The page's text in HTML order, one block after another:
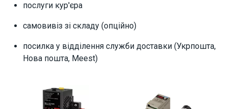
послуги кур'єра
самовивіз зі складу (опційно)
посилка у відділення служби доставки (Укрпошта,
Нова пошта, Meest)